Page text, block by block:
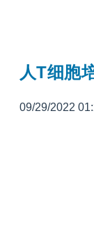
人T细胞
09/29/2022